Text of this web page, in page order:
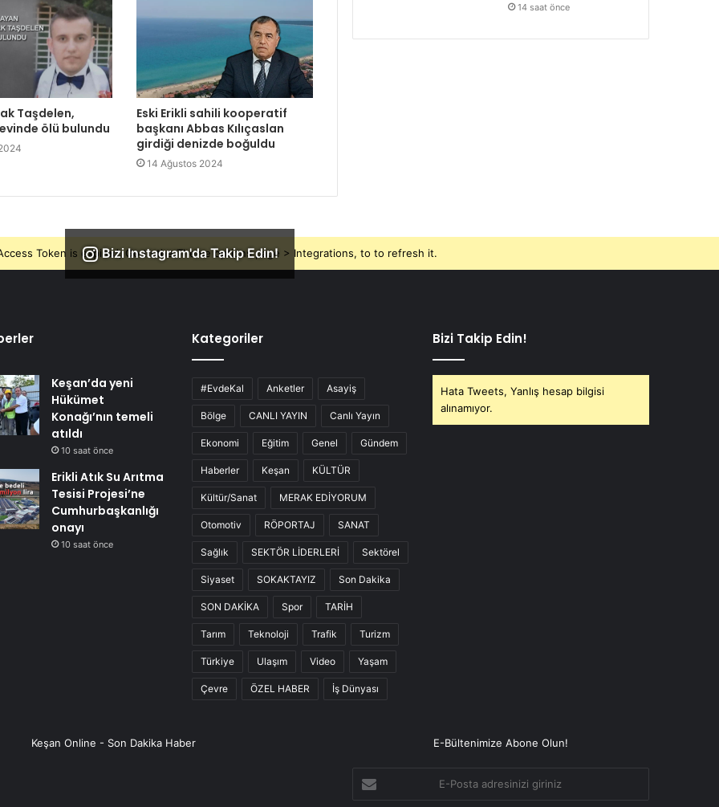
Taşdelen,
ölü bulundu
Eski Erikli sahili kooperatif
başkanı Abbas Kılıçaslan
girdiği denizde boğuldu
14 Ağustos 2024
14 saat önce
Bizi Instagram'da Takip Edin!
Token is expired, Go to the Theme options page > Integrations, to to refresh it.
Keşan’da yeni
Hükümet
Konağı’nın temeli
atıldı
10 saat önce
Erikli Atık Su Arıtma
Tesisi Projesi’ne
Cumhurbaşkanlığı
onayı
10 saat önce
Kategoriler
#EvdeKal Anketler Asayiş
Bölge CANLI YAYIN Canlı Yayın
Ekonomi Eğitim Genel Gündem
Haberler Keşan KÜLTÜR
Kültür/Sanat MERAK EDİYORUM
Otomotiv RÖPORTAJ SANAT
Sağlık SEKTÖR LİDERLERİ Sektörel
Siyaset SOKAKTAYIZ Son Dakika
SON DAKİKA Spor TARİH
Tarım Teknoloji Trafik Turizm
Türkiye Ulaşım Video Yaşam
Çevre ÖZEL HABER İş Dünyası
Bizi Takip Edin!
Hata Tweets, Yanlış hesap bilgisi
alınamıyor.
Keşan Online - Son Dakika Haber E-Bültenimize Abone Olun!
Posta